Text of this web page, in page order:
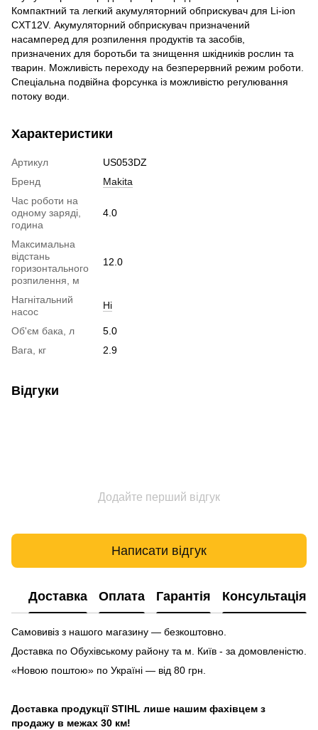
Компактний та легкий акумуляторний обприскувач для Li-ion
CXT12V. Акумуляторний обприскувач призначений
насамперед для розпилення продуктів та засобів,
призначених для боротьби та знищення шкідників рослин та
тварин. Можливість переходу на безперервний режим роботи.
Спеціальна подвійна форсунка із можливістю регулювання
потоку води.
Характеристики
Артикул
US053DZ
Бренд
Makita
Час роботи на
одному заряді,
година
4.0
Максимальна
відстань
горизонтального
розпилення, м
12.0
Нагнітальний
насос
Ні
Об'єм бака, л
5.0
Вага, кг
2.9
Відгуки
Додайте перший відгук
Написати відгук
Доставка Оплата Гарантія Консультація
Самовивіз з нашого магазину — безкоштовно.
Доставка по Обухівському району та м. Київ - за домовленістю.
«Новою поштою» по Україні — від 80 грн.
Доставка продукції STIHL лише нашим фахівцем з
продажу в межах 30 км!